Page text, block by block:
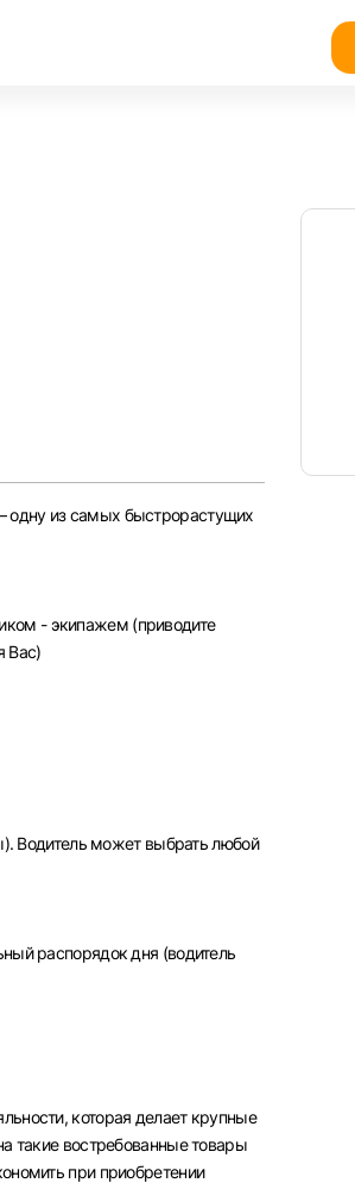
одну из самых быстрорастущих
- экипажем (приводите
Вас)
Водитель может выбрать любой
распорядок дня (водитель
которая делает крупные
такие востребованные товары
при приобретении